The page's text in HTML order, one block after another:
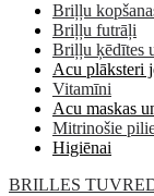
Briļļu
Briļļu futrāļi
Briļļu ķēdītes
Acu plāksteri
Vitamīni
Acu maskas
Mitrinošie
Higiēnai
BRILLES